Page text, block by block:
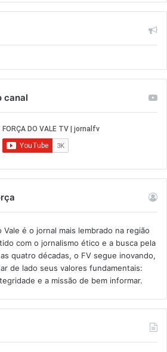
canal
Vale é o jornal mais lembrado na região
com o jornalismo ético e a busca pela
quatro décadas, o FV segue inovando,
de lado seus valores fundamentais:
e a missão de bem informar.​